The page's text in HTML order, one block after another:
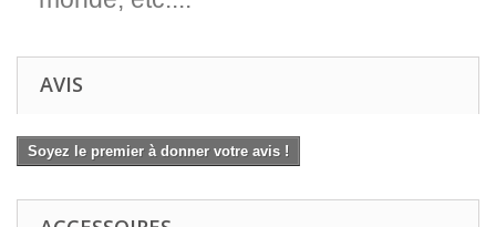
AVIS
Soyez le premier à donner votre avis !